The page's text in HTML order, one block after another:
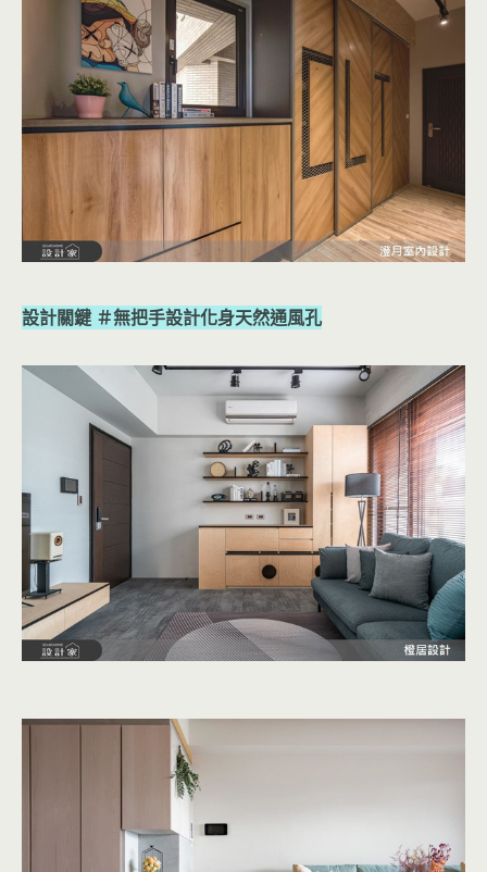
設計關鍵 ＃無把手設計化身天然通風孔